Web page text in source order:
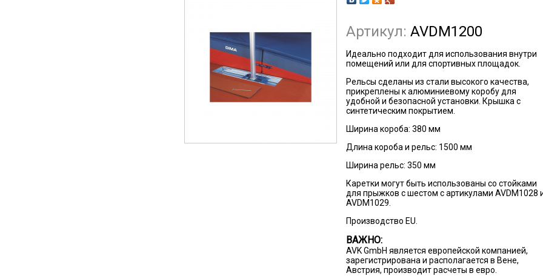
Артикул: AVDM1200
Идеально подходит для использования внутри
помещений или для спортивных площадок.
Рельсы сделаны из стали высокого качества,
прикреплены к алюминиевому коробу для
удобной и безопасной установки. Крышка с
синтетическим покрытием.
Ширина короба: 380 мм
Длина короба и рельс: 1500 мм
Ширина рельс: 350 мм
Каретки могут быть использованы со стойками
для прыжков с шестом с артикулами AVDM1028
AVDM1029.
Производство EU.
ВАЖНО:
AVK GmbH является европейской компанией,
зарегистрирована и располагается в Вене,
Австрия, производит расчеты в евро.